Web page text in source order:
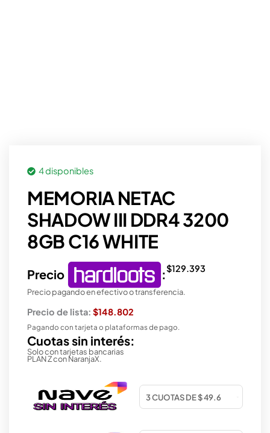
4 disponibles
MEMORIA NETAC
SHADOW III DDR4 3200
8GB C16 WHITE
Precio :$129.393
Precio pagando en efectivo o transferencia.
Precio de lista: $148.802
Pagando con tarjeta o plataformas de pago.
Cuotas sin interés:
Solo con tarjetas bancarias
PLAN Z con NaranjaX.